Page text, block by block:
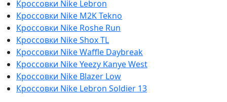
Кроссовки Nike Lebron
Кроссовки Nike M2K Tekno
Кроссовки Nike Roshe Run
Кроссовки Nike Shox TL
Кроссовки Nike Waffle Daybreak
Кроссовки Nike Yeezy Kanye West
Кроссовки Nike Blazer Low
Кроссовки Nike Lebron Soldier 13